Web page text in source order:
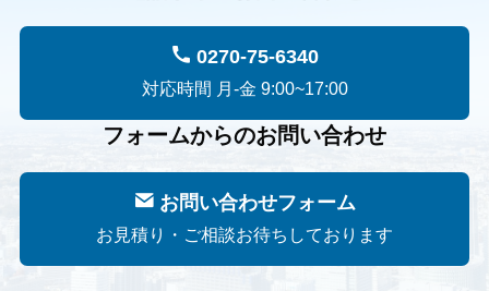
0270-75-6340
対応時間 月-金 9:00~17:00
フォームからのお問い合わせ
お問い合わせフォーム
お見積り・ご相談お待ちしております